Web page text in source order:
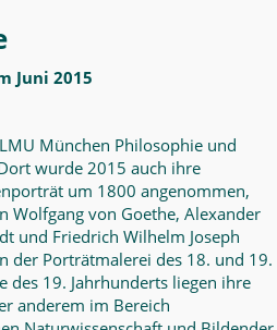
Juni 2015
München Philosophie und
wurde 2015 auch ihre
um 1800 angenommen,
Wolfgang von Goethe, Alexander
und Friedrich Wilhelm Joseph
der Porträtmalerei des 18. und 19.
des 19. Jahrhunderts liegen ihre
anderem im Bereich